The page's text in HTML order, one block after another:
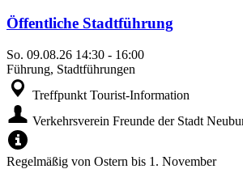
Öffentliche Stadtführung
So. 09.08.26 14:30 - 16:00
Führung, Stadtführungen
Treffpunkt Tourist-Information
Verkehrsverein Freunde der Stadt
Regelmäßig von Ostern bis 1. November